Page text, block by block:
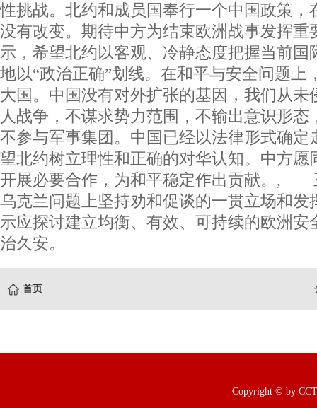
性挑战。北约和成员国奉行一个中国政策，
没有改变。期待中方为结束欧洲战事发
示，希望北约以客观、冷静态度把握当前国
地以“政治正确”划线。在和平与安全问题上
大国。中国没有对外扩张的基因，我们从未
人战争，不谋求势力范围，不输出意识形态
不参与军事集团。中国已经以法律形式确定
望北约树立理性和正确的对华认知。中方愿
开展必要合作，为和平稳定作出贡献。,
乌克兰问题上坚持劝和促谈的一贯立场和发
示应探讨建立均衡、有效、可持续的欧洲安
治久安。
首页
Copyright © by